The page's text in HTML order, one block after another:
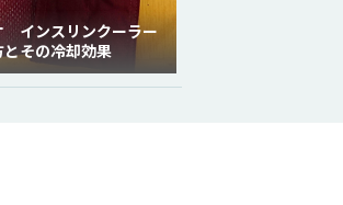
インスリンクーラー
その冷却効果